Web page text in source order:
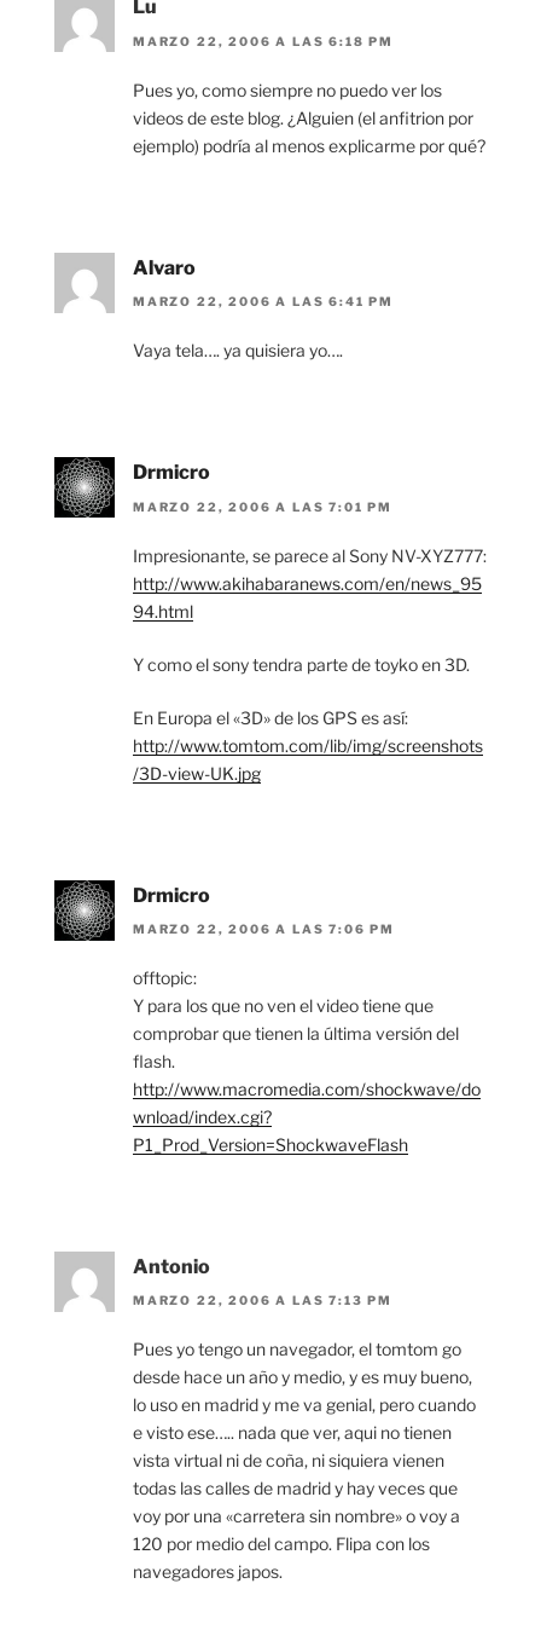
Lu
MARZO 22, 2006 A LAS 6:18 PM
Pues yo, como siempre no puedo ver los
videos de este blog. ¿Alguien (el anfitrion por
ejemplo) podría al menos explicarme por qué?
Alvaro
MARZO 22, 2006 A LAS 6:41 PM
Vaya tela…. ya quisiera yo….
Drmicro
MARZO 22, 2006 A LAS 7:01 PM
Impresionante, se parece al Sony NV-XYZ777:
http://www.akihabaranews.com/en/news_95
94.html
Y como el sony tendra parte de toyko en 3D.
En Europa el «3D» de los GPS es así:
http://www.tomtom.com/lib/img/screenshots
/3D-view-UK.jpg
Drmicro
MARZO 22, 2006 A LAS 7:06 PM
offtopic:
Y para los que no ven el video tiene que
comprobar que tienen la última versión del
flash.
http://www.macromedia.com/shockwave/do
wnload/index.cgi?
P1_Prod_Version=ShockwaveFlash
Antonio
MARZO 22, 2006 A LAS 7:13 PM
Pues yo tengo un navegador, el tomtom go
desde hace un año y medio, y es muy bueno,
lo uso en madrid y me va genial, pero cuando
e visto ese….. nada que ver, aqui no tienen
vista virtual ni de coña, ni siquiera vienen
todas las calles de madrid y hay veces que
voy por una «carretera sin nombre» o voy a
120 por medio del campo. Flipa con los
navegadores japos.